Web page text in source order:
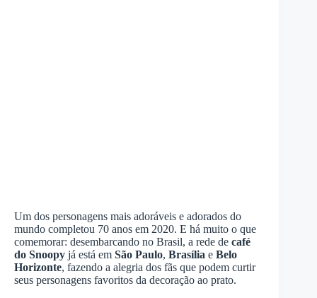
Um dos personagens mais adoráveis e adorados do
mundo completou 70 anos em 2020. E há muito o que
comemorar: desembarcando no Brasil, a rede de café
do Snoopy já está em São Paulo, Brasília e Belo
Horizonte, fazendo a alegria dos fãs que podem curtir
seus personagens favoritos da decoração ao prato.